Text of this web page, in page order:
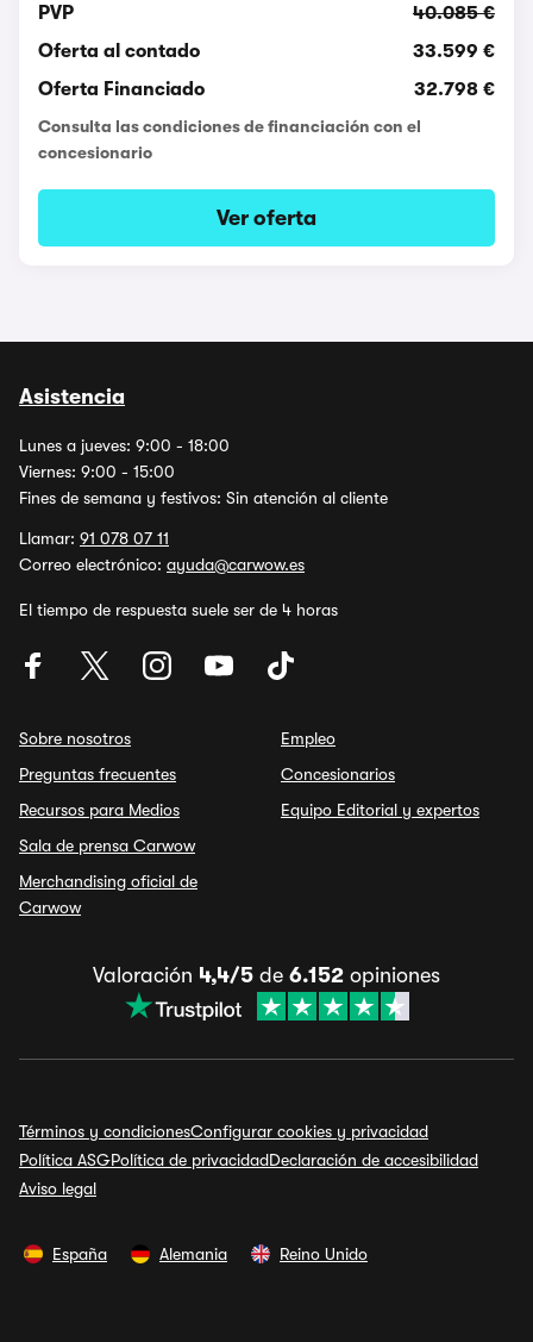
PVP
40.085 €
Oferta al contado
33.599 €
Oferta Financiado
32.798 €
Consulta las condiciones de financiación con el
concesionario
Ver oferta
Asistencia
Lunes a jueves: 9:00 - 18:00
Viernes: 9:00 - 15:00
Fines de semana y festivos: Sin atención al cliente
Llamar: 91 078 07 11
Correo electrónico: ayuda@carwow.es
El tiempo de respuesta suele ser de 4 horas
Sobre nosotros
Preguntas frecuentes
Recursos para Medios
Sala de prensa Carwow
Merchandising oficial de
Carwow
Empleo
Concesionarios
Equipo Editorial y expertos
Valoración 4,4/5 de 6.152 opiniones
Términos y condicionesConfigurar cookies y privacidad
Política ASGPolítica de privacidadDeclaración de accesibilidad
Aviso legal
España Alemania Reino Unido